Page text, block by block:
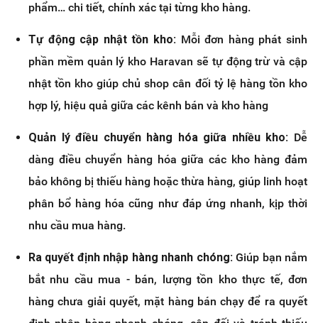
phẩm… chi tiết, chính xác tại từng kho hàng.
Tự động cập nhật tồn kho: Mỗi đơn hàng phát sinh
phần mềm quản lý kho Haravan sẽ tự động trừ và cập
nhật tồn kho giúp chủ shop cân đối tỷ lệ hàng tồn kho
hợp lý, hiệu quả giữa các kênh bán và kho hàng
Quản lý điều chuyển hàng hóa giữa nhiều kho: Dễ
dàng điều chuyển hàng hóa giữa các kho hàng đảm
bảo không bị thiếu hàng hoặc thừa hàng, giúp linh hoạt
phân bổ hàng hóa cũng như đáp ứng nhanh, kịp thời
nhu cầu mua hàng.
Ra quyết định nhập hàng nhanh chóng:Giúp bạn nắm
bắt nhu cầu mua - bán, lượng tồn kho thực tế, đơn
hàng chưa giải quyết, mặt hàng bán chạy để ra quyết